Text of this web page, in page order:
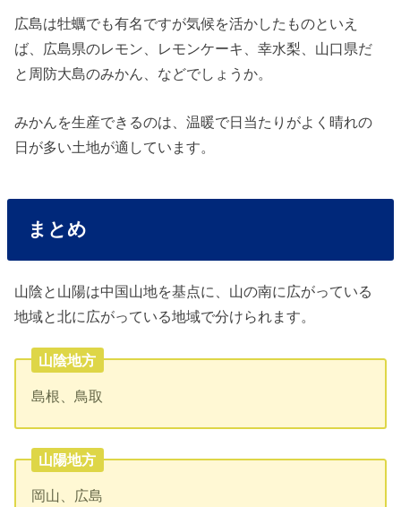
広島は牡蠣でも有名ですが気候を活かしたものといえ
ば、広島県のレモン、レモンケーキ、幸水梨、山口県だ
と周防大島のみかん、などでしょうか。
みかんを生産できるのは、温暖で日当たりがよく晴れの
日が多い土地が適しています。
まとめ
山陰と山陽は中国山地を基点に、山の南に広がっている
地域と北に広がっている地域で分けられます。
山陰地方
島根、鳥取
山陽地方
岡山、広島